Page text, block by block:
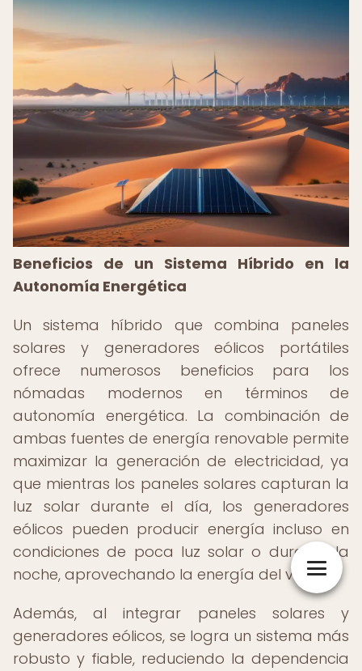
Beneficios de un Sistema Híbrido en la
Autonomía Energética
Un sistema híbrido que combina paneles
solares y generadores eólicos portátiles
ofrece numerosos beneficios para los
nómadas modernos en términos de
autonomía energética. La combinación de
ambas fuentes de energía renovable permite
maximizar la generación de electricidad, ya
que mientras los paneles solares capturan la
luz solar durante el día, los generadores
eólicos pueden producir energía incluso en
condiciones de poca luz solar o durante la
noche, aprovechando la energía del viento.
Además, al integrar paneles solares y
generadores eólicos, se logra un sistema más
robusto y fiable, reduciendo la dependencia